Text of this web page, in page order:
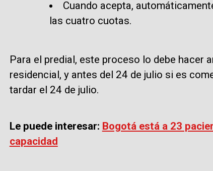
Cuando acepta,
las cuatro cuotas.
Para el predial, este proceso lo debe hacer
residencial, y antes del 24 de julio si es
tardar el 24 de julio.
Le puede interesar: Bogotá está a 23
capacidad